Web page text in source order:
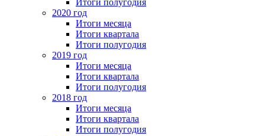
Итоги полугодия
2020 год
Итоги месяца
Итоги квартала
Итоги полугодия
2019 год
Итоги месяца
Итоги квартала
Итоги полугодия
2018 год
Итоги месяца
Итоги квартала
Итоги полугодия